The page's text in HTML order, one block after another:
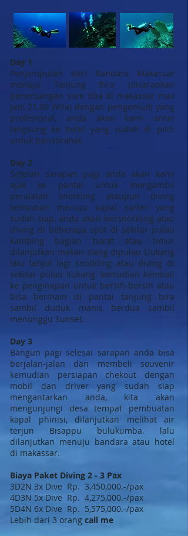
Day 1
Penjemputan dari Bandara Makassar
menuju Tanjung Bira (disarankan
penerbangan sore tiba di makassar max
jam 21.00 Wita) dengan pengemudi yang
profesional, anda akan kami antar
langsung ke hotel yang sudah di pilih
untuk beristirahat.
Day 2
Setelah sarapan pagi anda akan kami
ajak ke pantai untuk mengambil
peralatan snorkling ataupun diving
kemudian menuju kapal carter yang
sudah siap, anda akan bersnorkling atau
diving di beberapa spot di sekitar pulau
kambing bagian barat atau timur
dilanjutkan makan siang dipulau Liukang
lalu lanjut lagi snorkling atau diving di
sekitar pulau liukang. kemudian kembali
ke penginapan untuk bersih-bersih atau
bisa bermain di pantai tanjung bira
sambil duduk manis berdua sambil
menunggu Sunset.
Day 3
Bangun pagi selesai sarapan anda bisa
berjalan-jalan dan membeli souvenir
kemudian persiapan chekout dengan
mobil dan driver yang sudah siap
mengantarkan anda, kita akan
mengunjungi desa tempat pembuatan
kapal phinisi, dilanjutkan melihat air
terjun Bisappu bulukumba. lalu
dilanjutkan menuju bandara atau hotel
di makassar.
Biaya Paket Diving 2 - 3 Pax
3D2N 3x Dive Rp. 3,450,000.-/pax
4D3N 5x Dive Rp. 4,275,000.-/pax
5D4N 6x Dive Rp. 5,575,000.-/pax
Lebih dari 3 orang call me